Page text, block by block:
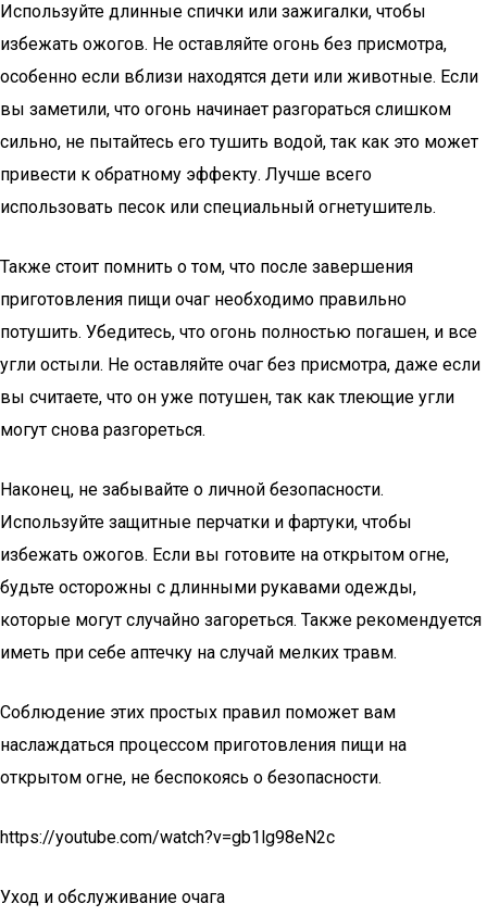
Используйте длинные спички или зажигалки, чтобы
избежать ожогов. Не оставляйте огонь без присмотра,
особенно если вблизи находятся дети или животные. Если
вы заметили, что огонь начинает разгораться слишком
сильно, не пытайтесь его тушить водой, так как это может
привести к обратному эффекту. Лучше всего
использовать песок или специальный огнетушитель.
Также стоит помнить о том, что после завершения
приготовления пищи очаг необходимо правильно
потушить. Убедитесь, что огонь полностью погашен, и все
угли остыли. Не оставляйте очаг без присмотра, даже если
вы считаете, что он уже потушен, так как тлеющие угли
могут снова разгореться.
Наконец, не забывайте о личной безопасности.
Используйте защитные перчатки и фартуки, чтобы
избежать ожогов. Если вы готовите на открытом огне,
будьте осторожны с длинными рукавами одежды,
которые могут случайно загореться. Также рекомендуется
иметь при себе аптечку на случай мелких травм.
Соблюдение этих простых правил поможет вам
наслаждаться процессом приготовления пищи на
открытом огне, не беспокоясь о безопасности.
https://youtube.com/watch?v=gb1lg98eN2c
Уход и обслуживание очага